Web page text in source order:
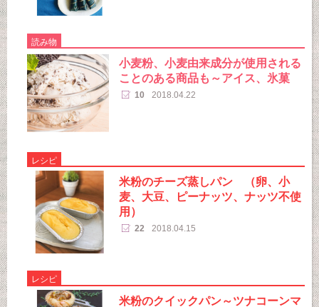
読み物
小麦粉、小麦由来成分が使用される
ことのある商品も～アイス、氷菓
10 2018.04.22
レシピ
米粉のチーズ蒸しパン （卵、小
麦、大豆、ピーナッツ、ナッツ不使
用）
22 2018.04.15
レシピ
米粉のクイックパン～ツナコーンマ